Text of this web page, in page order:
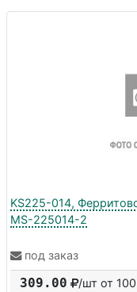
KS225-014,
MS-225014-2
под заказ
309.00 /шт от